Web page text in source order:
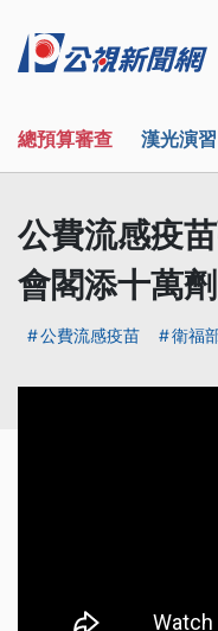
總預算審查 漢光演習
公費流感疫
會閣添十萬劑
公費流感疫苗 衛福